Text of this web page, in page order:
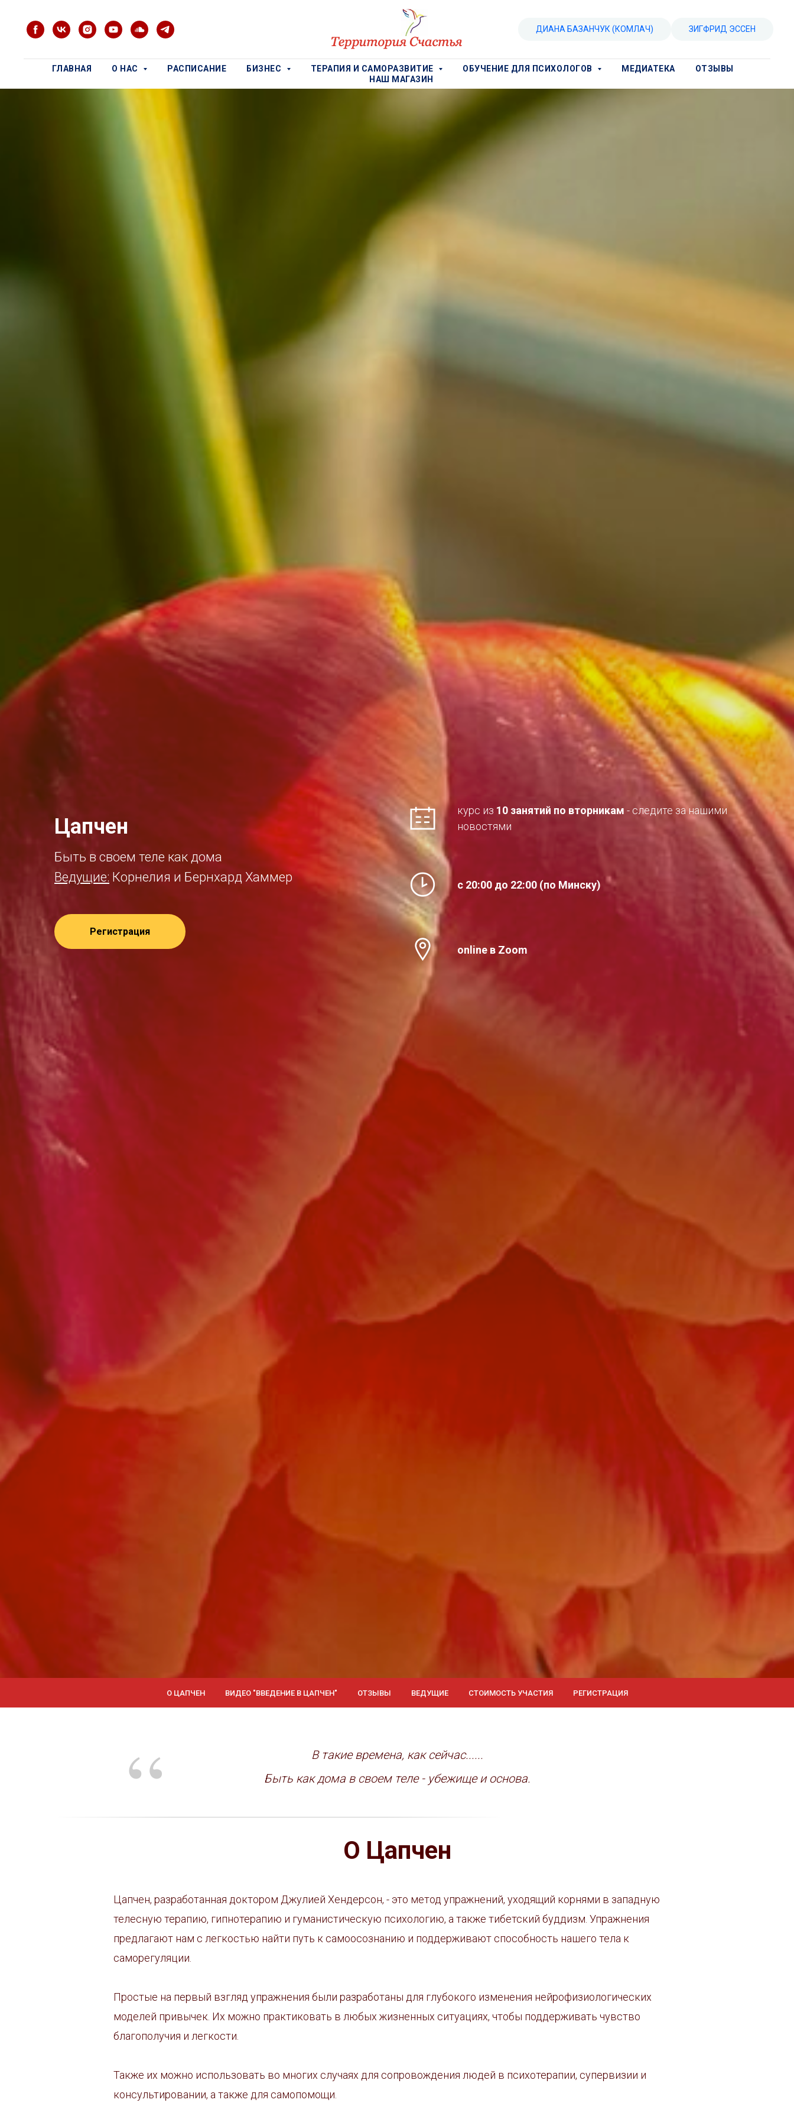
ДИАНА БАЗАНЧУК (КОМЛАЧ) ЗИГФРИД ЭССЕН
ГЛАВНАЯ О НАС РАСПИСАНИЕ БИЗНЕС ТЕРАПИЯ И САМОРАЗВИТИЕ ОБУЧЕНИЕ ДЛЯ ПСИХОЛОГОВ МЕДИАТЕКА
ОТЗЫВЫ
НАШ МАГАЗИН
Цапчен
Быть в своем теле как дома
Ведущие: Корнелия и Бернхард Хаммер
Регистрация
курс из 10 занятий по вторникам - следите за нашими
новостями
с 20:00 до 22:00 (по Минску)
online в Zoom
О ЦАПЧЕН ВИДЕО "ВВЕДЕНИЕ В ЦАПЧЕН" ОТЗЫВЫ ВЕДУЩИЕ СТОИМОСТЬ УЧАСТИЯ РЕГИСТРАЦИЯ
“
В такие времена, как сейчас......
Быть как дома в своем теле - убежище и основа.
О Цапчен
Цапчен, разработанная доктором Джулией Хендерсон, - это метод упражнений, уходящий корнями в западную
телесную терапию, гипнотерапию и гуманистическую психологию, а также тибетский буддизм. Упражнения
предлагают нам с легкостью найти путь к самоосознанию и поддерживают способность нашего тела к
саморегуляции.
Простые на первый взгляд упражнения были разработаны для глубокого изменения нейрофизиологических
моделей привычек. Их можно практиковать в любых жизненных ситуациях, чтобы поддерживать чувство
благополучия и легкости.
Также их можно использовать во многих случаях для сопровождения людей в психотерапии, супервизии и
консультировании, а также для самопомощи.